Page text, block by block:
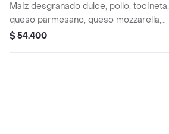
Maiz desgranado dulce, pollo, tocineta,
queso parmesano, queso mozzarella,
salchichas, maduritos.
$ 54.400